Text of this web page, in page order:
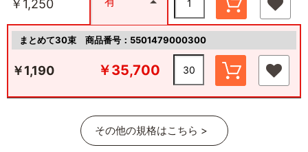
￥1,250
まとめて30束 商品番号：5501479000300
￥1,190 ￥35,700
その他の規格はこちら >